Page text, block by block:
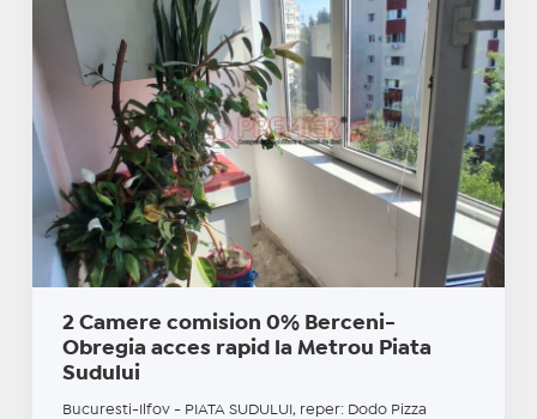
2 Camere comision 0% Berceni-
Obregia acces rapid la Metrou Piata
Sudului
Bucuresti-Ilfov - PIATA SUDULUI, reper: Dodo Pizza